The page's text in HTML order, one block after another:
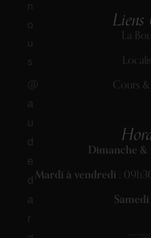
n
o
u
s
@
a
u
d
e
d
a
r
Liens
La
Cours
Dimanche &
Mardi à vendredi :
Samedi